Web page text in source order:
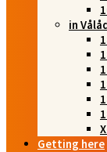
in
Getting here